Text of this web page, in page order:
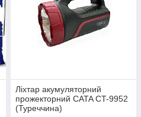
Ліхтар акумуляторний
прожекторний CATA CT-9952
(Туреччина)